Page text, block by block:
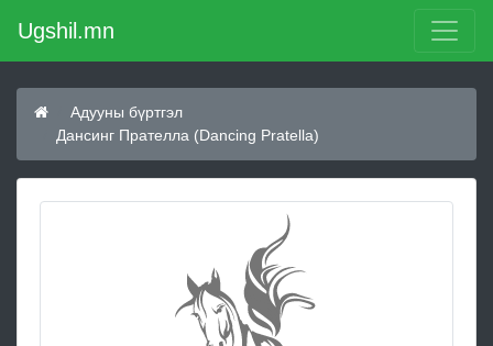
Ugshil.mn
Адууны бүртгэл
Дансинг Прателла (Dancing Pratella)